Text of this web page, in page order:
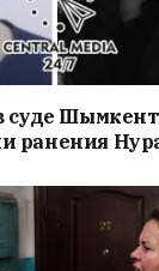
суде
ранения